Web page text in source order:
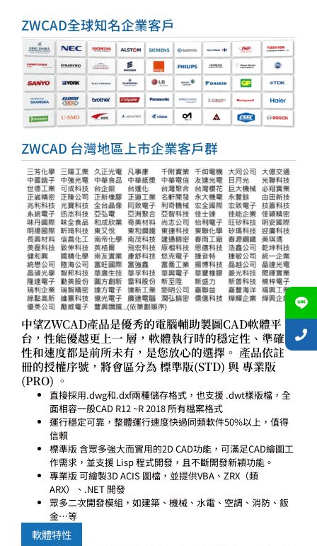
ZWCAD全球知名企業客戶
ZWCAD 台灣地區上市企業客戶群
中望ZWCAD產品是優秀的電腦輔助製圖CAD軟體平
台，性能優越更上一 層，軟體執行時的穩定性、準確
性和速度都是前所未有，是您放心的選擇。 產品依註
冊的授權序號，將會區分為 標準版(STD) 與 專業版
(PRO) 。
直接採用.dwg和.dxf兩種儲存格式，也支援 .dwt樣版檔，全
面相容一般CAD R12 ~R 2018 所有檔案格式
運行穩定可靠，整體運行速度快過同類軟件50%以上，值得
信賴
標準版 含眾多強大而實用的2D CAD功能，可滿足CAD繪圖工
作需求，並支援 Lisp 程式開發，且不斷開發新穎功能。
專業版 可繪製3D ACIS 圖檔，並提供VBA、ZRX（類
ARX）、.NET 開發
眾多二次開發模組，如建築、機械、水電、空調、消防、鈑
金…等
軟體特性